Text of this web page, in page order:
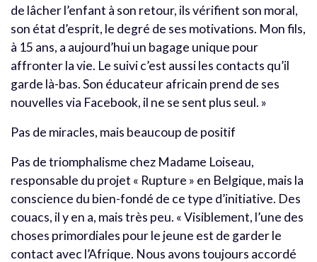
de lâcher l’enfant à son retour, ils vérifient son moral,
son état d’esprit, le degré de ses motivations. Mon fils,
à 15 ans, a aujourd’hui un bagage unique pour
affronter la vie. Le suivi c’est aussi les contacts qu’il
garde là-bas. Son éducateur africain prend de ses
nouvelles via Facebook, il ne se sent plus seul. »
Pas de miracles, mais beaucoup de positif
Pas de triomphalisme chez Madame Loiseau,
responsable du projet « Rupture » en Belgique, mais la
conscience du bien-fondé de ce type d’initiative. Des
couacs, il y en a, mais très peu. « Visiblement, l’une des
choses primordiales pour le jeune est de garder le
contact avec l’Afrique. Nous avons toujours accordé